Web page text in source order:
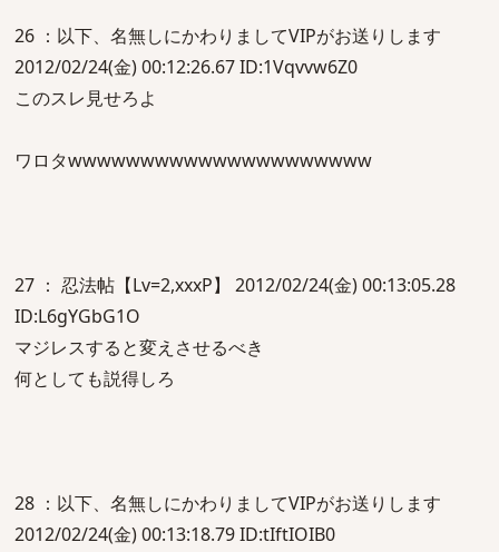
26 ：以下、名無しにかわりましてVIPがお送りします
2012/02/24(金) 00:12:26.67 ID:1Vqvvw6Z0
このスレ見せろよ
ワロタwwwwwwwwwwwwwwwwwwwww
27 ： 忍法帖【Lv=2,xxxP】 2012/02/24(金) 00:13:05.28
ID:L6gYGbG1O
マジレスすると変えさせるべき
何としても説得しろ
28 ：以下、名無しにかわりましてVIPがお送りします
2012/02/24(金) 00:13:18.79 ID:tIftIOIB0